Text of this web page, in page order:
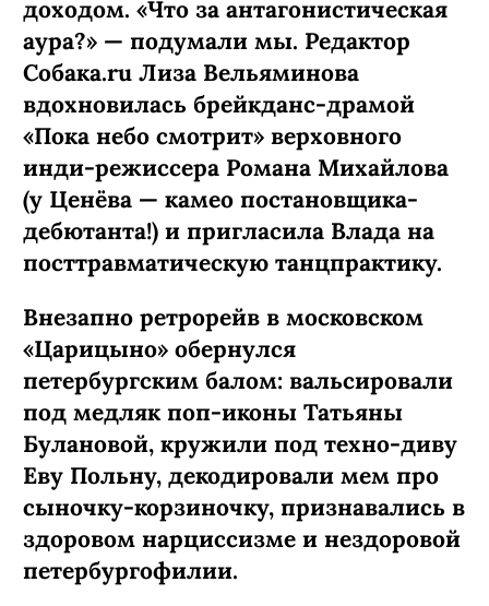
доходом. «Что за антагонистическая
аура?» — подумали мы. Редактор
Собака.ru Лиза Вельяминова
вдохновилась брейкданс-­драмой
«Пока небо смотрит» верховного
инди-режиссера Романа Михайлова
(у Ценёва — камео постановщика-
дебютанта!) и пригласила Влада на
посттравматическую танцпрактику.
Внезапно ретрорейв в московском
«Царицыно» обернулся
петербургским балом: вальсировали
под медляк поп-иконы Татьяны
Булановой, кружили под техно-диву
Еву Польну, декодировали мем про
сыночку-­корзиночку, признавались в
здоровом нарциссизме и нездоровой
петербургофилии.